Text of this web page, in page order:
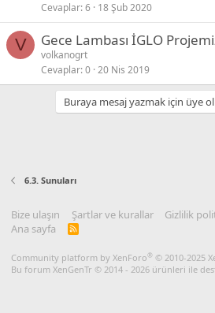
Cevaplar 6 18 Şub 2020
V Gece Lambası İGLO
volkanogrt
Cevaplar 0 20 Nis 2019
Buraya mesaj yazmak için üye
6.3. Sunuları
Bize ulaşın Şartlar ve kurallar Gizlilik
Ana sayfa
R
Community platform by XenForo® © 2010-2025
Bu forum XenGenTr © 2014 - 2026 ürünleri ile